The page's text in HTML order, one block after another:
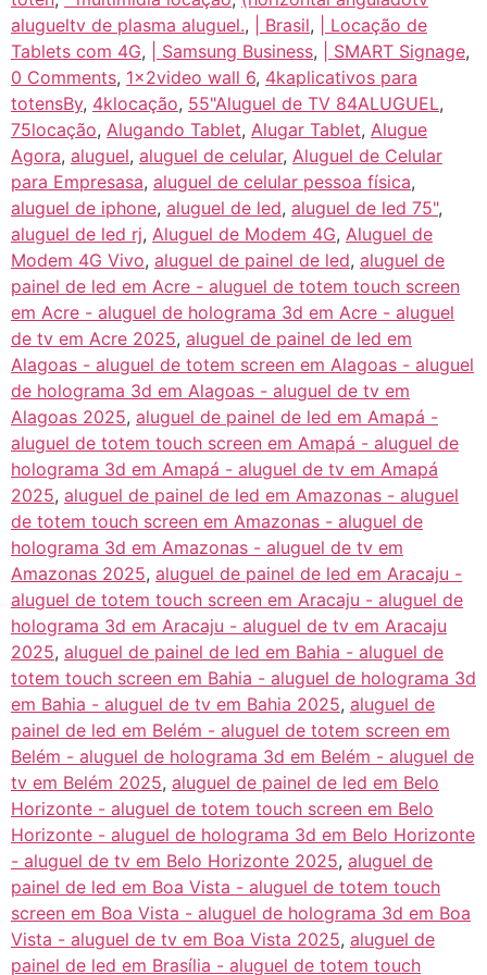
alugueltv de plasma aluguel., | Brasil,
| Locação de
Tablets com 4G, | Samsung Business, | SMART Signage,
0 Comments, 1x2video wall 6, 4kaplicativos para
totensBy, 4klocação, 55"Aluguel de TV 84ALUGUEL,
75locação, Alugando Tablet, Alugar Tablet, Alugue
Agora, aluguel, aluguel de celular, Aluguel de Celular
para Empresasa, aluguel de celular pessoa física,
aluguel de iphone, aluguel de led, aluguel de led 75",
aluguel de led rj, Aluguel de Modem 4G, Aluguel de
Modem 4G Vivo, aluguel de painel de led, aluguel de
painel de led em Acre - aluguel de totem touch screen
em Acre - aluguel de holograma 3d em Acre - aluguel
de tv em Acre 2025, aluguel de painel de led em
Alagoas - aluguel de totem screen em Alagoas - aluguel
de holograma 3d em Alagoas - aluguel de tv em
Alagoas 2025, aluguel de painel de led em Amapá -
aluguel de totem touch screen em Amapá - aluguel de
holograma 3d em Amapá - aluguel de tv em Amapá
2025, aluguel de painel de led em Amazonas - aluguel
de totem touch screen em Amazonas - aluguel de
holograma 3d em Amazonas - aluguel de tv em
Amazonas 2025, aluguel de painel de led em Aracaju -
aluguel de totem touch screen em Aracaju - aluguel de
holograma 3d em Aracaju - aluguel de tv em Aracaju
2025, aluguel de painel de led em Bahia - aluguel de
totem touch screen em Bahia - aluguel de holograma 3d
em Bahia - aluguel de tv em Bahia 2025, aluguel de
painel de led em Belém - aluguel de totem screen em
Belém - aluguel de holograma 3d em Belém - aluguel de
tv em Belém 2025, aluguel de painel de led em Belo
Horizonte - aluguel de totem touch screen em Belo
Horizonte - aluguel de holograma 3d em Belo Horizonte
- aluguel de tv em Belo Horizonte 2025, aluguel de
painel de led em Boa Vista - aluguel de totem touch
screen em Boa Vista - aluguel de holograma 3d em Boa
Vista - aluguel de tv em Boa Vista 2025, aluguel de
painel de led em Brasília - aluguel de totem touch